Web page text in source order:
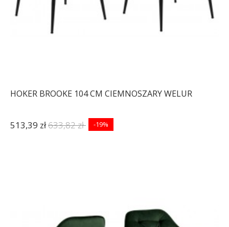
HOKER BROOKE 104 CM CIEMNOSZARY WELUR
513,39 zł633,82 zł -19%